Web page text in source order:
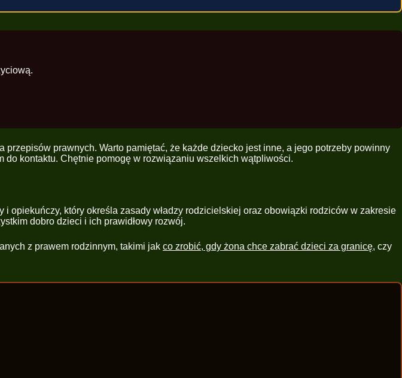
prawnych. Warto pamiętać, że każde dziecko jest inne, a jego potrzeby powinny
kontaktu. Chętnie pomogę w rozwiązaniu wszelkich wątpliwości.
który określa zasady władzy rodzicielskiej oraz obowiązki rodziców w zakresie
dobro dzieci i ich prawidłowy rozwój.
z prawem rodzinnym, takimi jak co zrobić, gdy żona chce zabrać dzieci za granicę, czy